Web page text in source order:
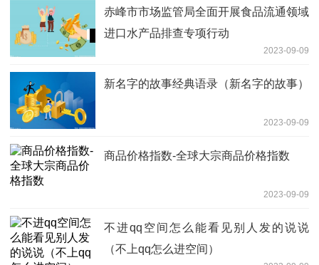
赤峰市市场监管局全面开展食品流通领域
进口水产品排查专项行动
2023-09-09
新名字的故事经典语录（新名字的故事）
2023-09-09
商品价格指数-全球大宗商品价格指数
2023-09-09
不进qq空间怎么能看见别人发的说说
（不上qq怎么进空间）